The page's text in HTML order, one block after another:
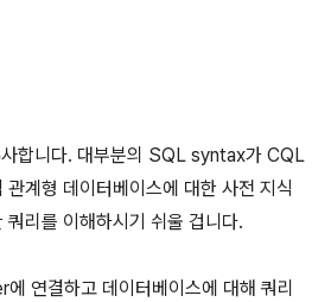
합니다. 대부분의 SQL syntax가 CQL
계형 데이터베이스에 대한 사전 지식
쿼리를 이해하시기 쉬울 겁니다.
연결하고 데이터베이스에 대해 쿼리